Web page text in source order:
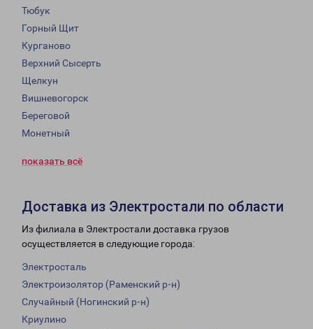
Тюбук
Горный Щит
Курганово
Верхний Сысерть
Щелкун
Вишневогорск
Береговой
Монетный
показать всё
Доставка из Электростали по области
Из филиала в Электростали доставка грузов
осуществляется в следующие города:
Электросталь
Электроизолятор (Раменский р-н)
Случайный (Ногинский р-н)
Криулино